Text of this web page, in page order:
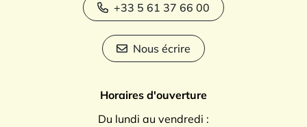
+33 5 61 37 66 00
Nous écrire
Horaires d'ouverture
Du lundi au vendredi :